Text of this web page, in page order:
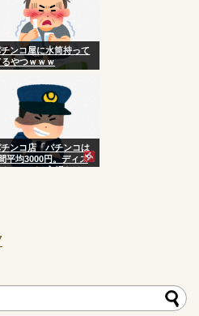
ンコ屋に水筒持って
るやつｗｗｗ
ンコ店「パチンコは
平均3000円。ディズ
やユニバは入場だけで